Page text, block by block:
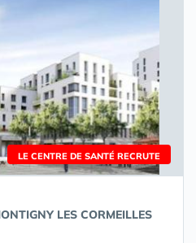
LE CENTRE DE SANTÉ RECRUTE
LES CORMEILLES